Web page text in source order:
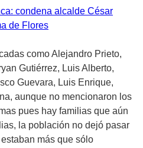
condena alcalde César
de Flores
como Alejandro Prieto,
Gutiérrez, Luis Alberto,
Guevara, Luis Enrique,
aunque no mencionaron los
pues hay familias que aún
la población no dejó pasar
más que sólo